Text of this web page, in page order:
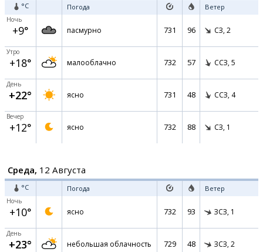
°C Погода Ветер
Ночь
+9° пасмурно 731 96 СЗ, 2
Утро
+18° малооблачно 732 57 ССЗ, 5
День
+22° ясно 731 48 ССЗ, 4
Вечер
+12° ясно 732 88 СЗ, 1
Среда, 12 Августа
°C Погода Ветер
Ночь
+10° ясно 732 93 ЗСЗ, 1
День
+23° небольшая облачность 729 48 ЗСЗ, 2